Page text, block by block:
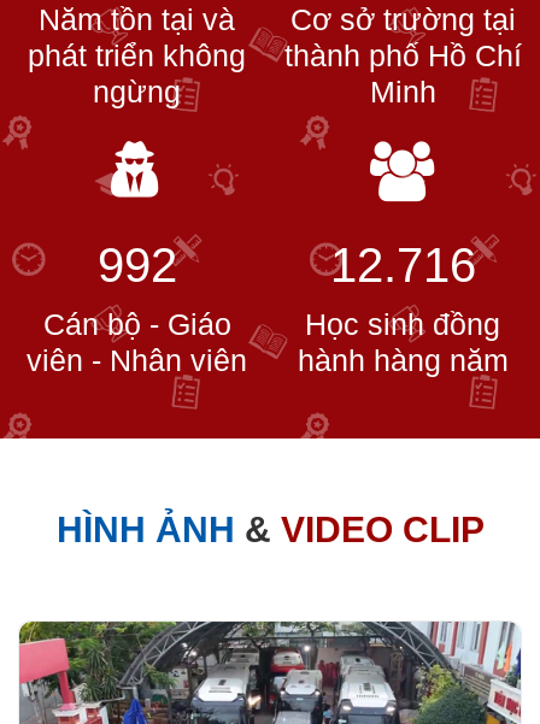
Năm tồn tại và
phát triển không
ngừng
Cơ sở trường tại
thành phố Hồ Chí
Minh
992
Cán bộ - Giáo
viên - Nhân viên
12.716
Học sinh đồng
hành hàng năm
HÌNH ẢNH & VIDEO CLIP